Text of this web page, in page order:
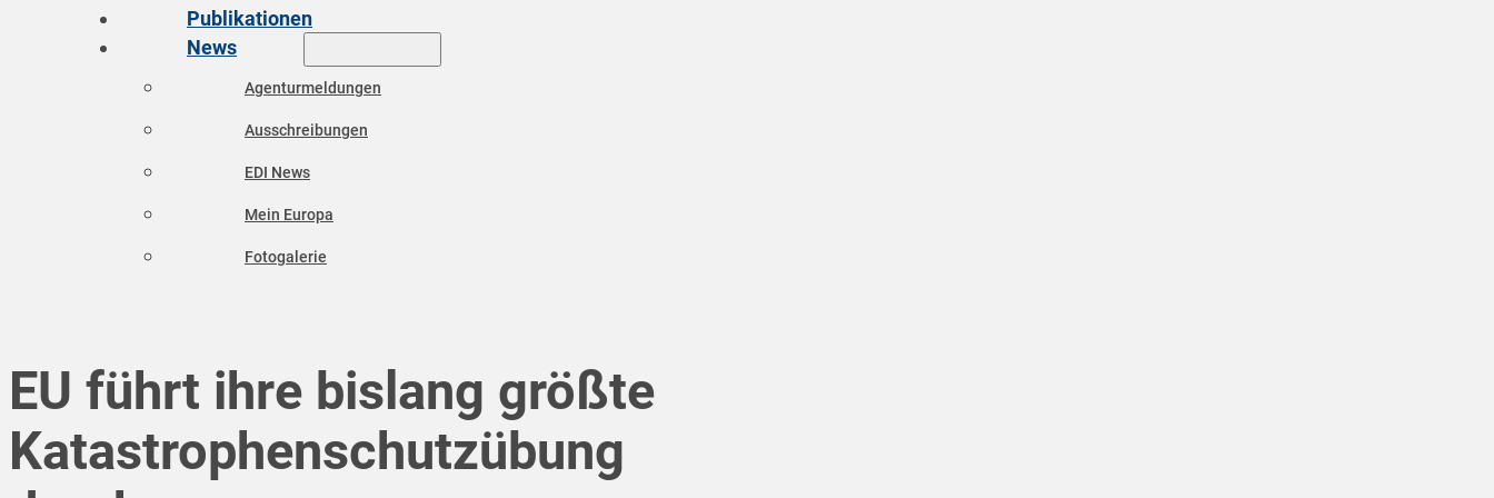
Publikationen
News
Agenturmeldungen
Ausschreibungen
EDI News
Mein Europa
Fotogalerie
EU führt ihre bislang größte
Katastrophenschutzübung